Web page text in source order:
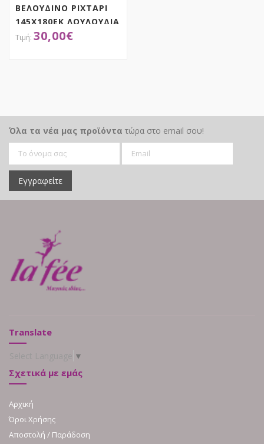
ΒΕΛΟΥΔΙΝΟ ΡΙΧΤΑΡΙ
145Χ180ΕΚ ΛΟΥΛΟΥΔΙΑ
ΒΑΜΒΑΚΕΡΟ ΜΕ
30,00€
Όλα τα νέα μας προϊόντα τώρα στο email σου!
Εγγραφείτε
Translate
▼
Σχετικά με εμάς
Αρχική
Όροι Χρήσης
Αποστολή / Παράδοση